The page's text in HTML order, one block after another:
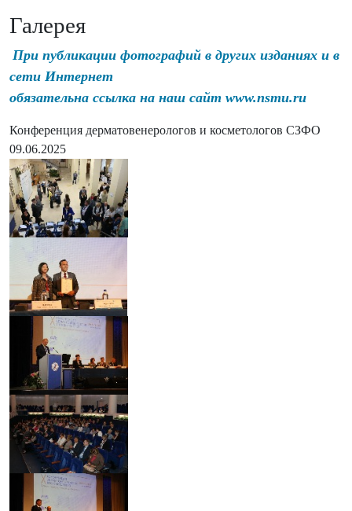
Галерея
При публикации фотографий в других изданиях и в
сети Интернет
обязательна ссылка на наш сайт www.nsmu.ru
Конференция дерматовенерологов и косметологов СЗФО
09.06.2025